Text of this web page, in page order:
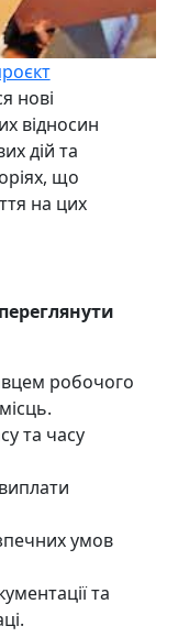
нові
відносин
дій та
що
на цих
робочого
та часу
умов
та